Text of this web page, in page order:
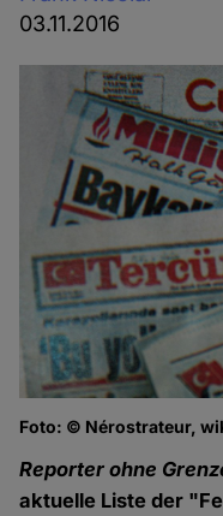
03.11.2016
Foto: © Nérostrateur,
Reporter ohne
aktuelle Liste der